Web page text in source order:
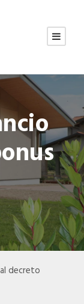
decreto